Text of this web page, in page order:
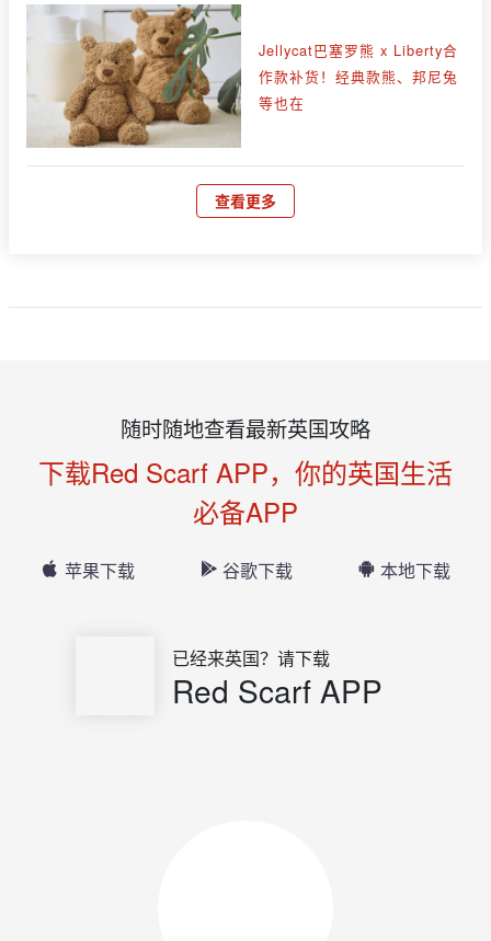
Jellycat巴塞罗熊 x Liberty合
作款补货！经典款熊、邦尼兔
等也在
查看更多
随时随地查看最新英国攻略
下载Red Scarf APP，你的英国生活
必备APP
苹果下载 谷歌下载 本地下载
已经来英国？请下载
Red Scarf APP